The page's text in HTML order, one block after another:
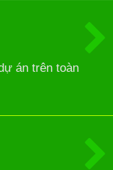
án trên toàn